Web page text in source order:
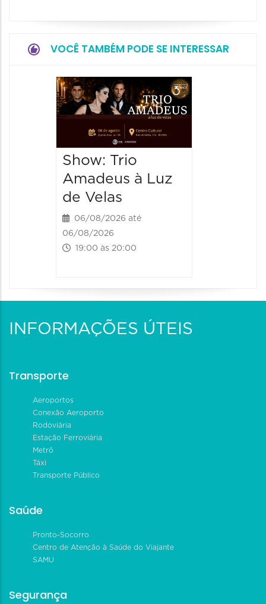
VOCÊ TAMBÉM PODE SE INTERESSAR
Show: Trio
Amadeus à Luz
de Velas
06/08/2026 até
06/08/2026
19:00 às 20:00
INFORMAÇÕES ÚTEIS
Transporte
Aeroportos
Conexão Aeroporto
Rodoviária
Estação Ferroviária
Metrô
Táxi
Transporte Público
Saúde
Pronto-Socorro
Centro de Atenção à Saúde do Viajante
SAMU
Segurança